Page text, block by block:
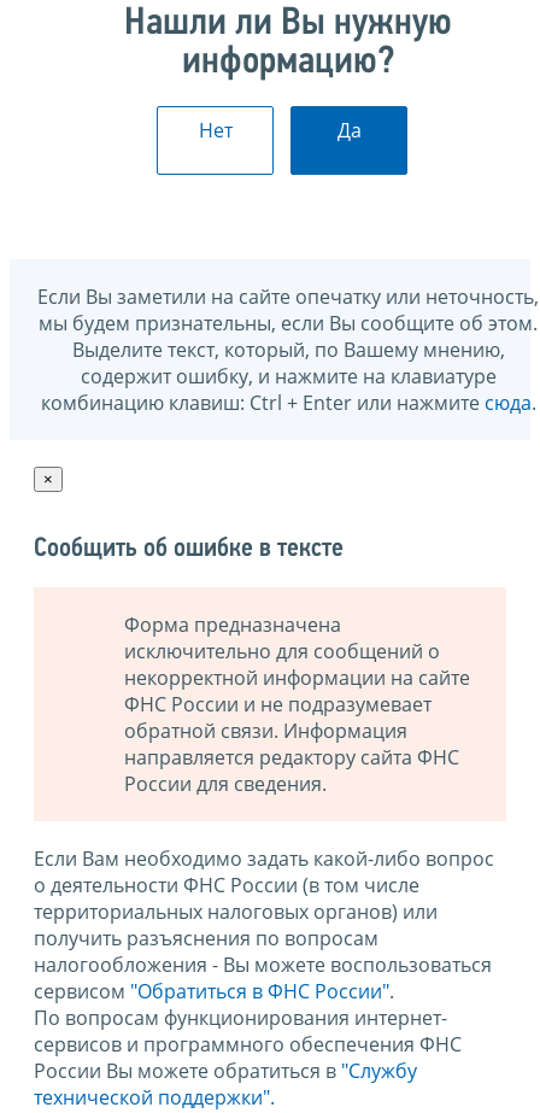
Нашли ли Вы нужную
информацию?
Нет Да
Если Вы заметили на сайте опечатку или неточность,
мы будем признательны, если Вы сообщите об этом.
Выделите текст, который, по Вашему мнению,
содержит ошибку, и нажмите на клавиатуре
комбинацию клавиш: Ctrl + Enter или нажмите сюда.
×
Сообщить об ошибке в тексте
Форма предназначена
исключительно для сообщений о
некорректной информации на сайте
ФНС России и не подразумевает
обратной связи. Информация
направляется редактору сайта ФНС
России для сведения.
Если Вам необходимо задать какой-либо вопрос
о деятельности ФНС России (в том числе
территориальных налоговых органов) или
получить разъяснения по вопросам
налогообложения - Вы можете воспользоваться
сервисом "Обратиться в ФНС России".
По вопросам функционирования интернет-
сервисов и программного обеспечения ФНС
России Вы можете обратиться в "Службу
технической поддержки".